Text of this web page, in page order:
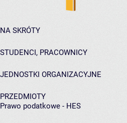
NA SKRÓTY
STUDENCI, PRACOWNICY
JEDNOSTKI ORGANIZACYJNE
PRZEDMIOTY
Prawo podatkowe - HES